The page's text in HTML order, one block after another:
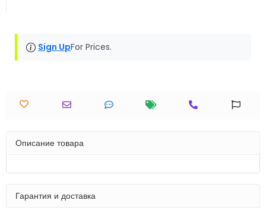
Sign UpFor Prices.
Описание товара
Гарантия и доставка